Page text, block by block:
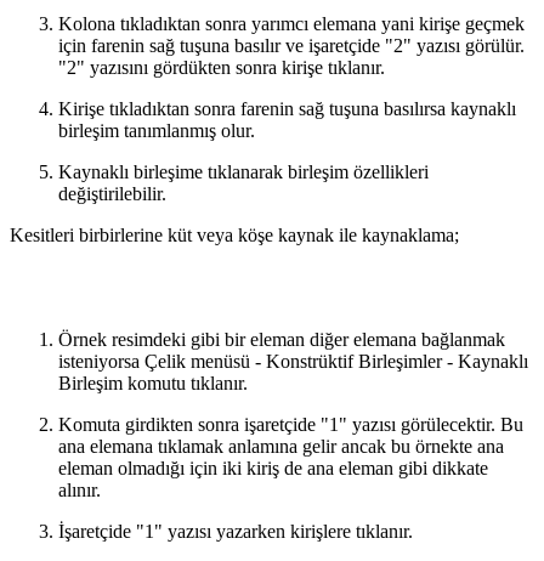
Kolona tıkladıktan sonra yarımcı elemana yani kirişe geçmek
için farenin sağ tuşuna basılır ve işaretçide "2" yazısı görülür.
"2" yazısını gördükten sonra kirişe tıklanır.
Kirişe tıkladıktan sonra farenin sağ tuşuna basılırsa kaynaklı
birleşim tanımlanmış olur.
Kaynaklı birleşime tıklanarak birleşim özellikleri
değiştirilebilir.
Kesitleri birbirlerine küt veya köşe kaynak ile kaynaklama;
Örnek resimdeki gibi bir eleman diğer elemana bağlanmak
isteniyorsa Çelik menüsü - Konstrüktif Birleşimler - Kaynaklı
Birleşim komutu tıklanır.
Komuta girdikten sonra işaretçide "1" yazısı görülecektir. Bu
ana elemana tıklamak anlamına gelir ancak bu örnekte ana
eleman olmadığı için iki kiriş de ana eleman gibi dikkate
alınır.
İşaretçide "1" yazısı yazarken kirişlere tıklanır.